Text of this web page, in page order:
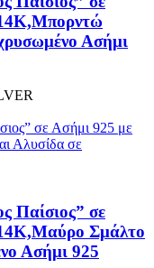
Ασήμι
Παίσιος” σε
Σμάλτο
Ασήμι 925